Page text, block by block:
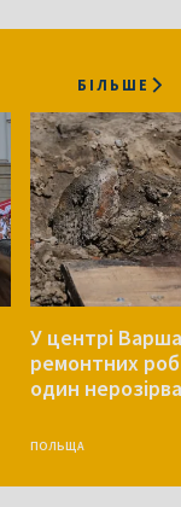
БІЛЬШЕ
У центрі
ремонтних
один
ПОЛЬЩА